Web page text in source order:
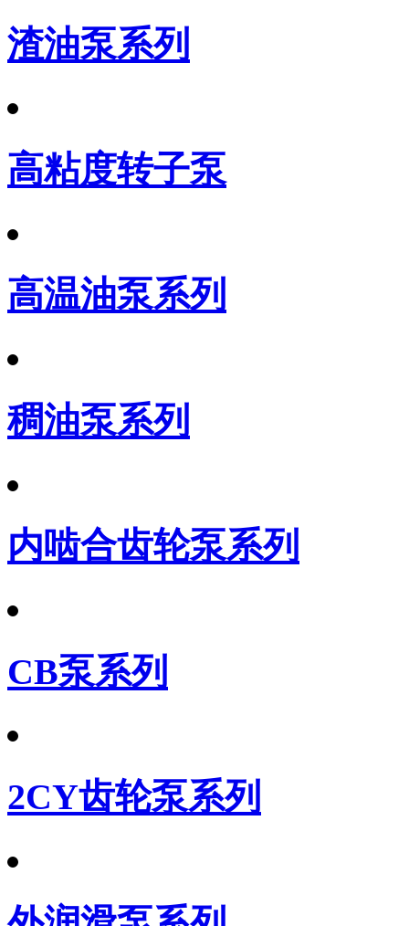
渣油泵系列
高粘度转子泵
高温油泵系列
稠油泵系列
内啮合齿轮泵系列
CB泵系列
2CY齿轮泵系列